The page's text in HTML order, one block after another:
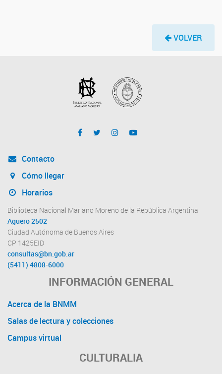
VOLVER
Contacto
Cómo llegar
Horarios
Biblioteca Nacional Mariano Moreno de la República Argentina
Agüero 2502
Ciudad Autónoma de Buenos Aires
CP 1425EID
consultas@bn.gob.ar
(5411) 4808-6000
INFORMACIÓN GENERAL
Acerca de la BNMM
Salas de lectura y colecciones
Campus virtual
CULTURALIA